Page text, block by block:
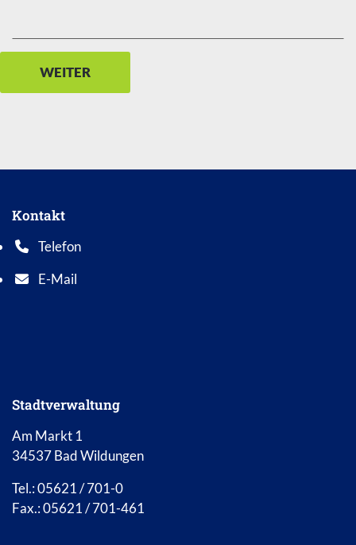
WEITER
Kontakt
Telefon
Telefonnummer: 0 5 6 2 1 7 0 1 0
E-Mail
E-Mail Adresse: info@bad-wildungen.de
Stadtverwaltung
Am Markt 1
34537 Bad Wildungen
Tel.: 05621 / 701-0
Fax.: 05621 / 701-461